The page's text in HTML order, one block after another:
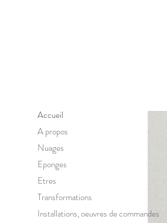
Accueil
A propos
Nuages
Eponges
Etres
Transformations
Installations, oeuvres de commandes